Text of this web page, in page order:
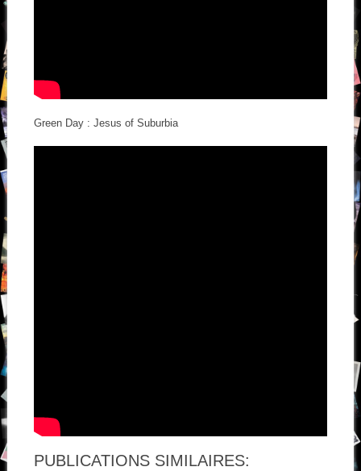
Green Day : Jesus of Suburbia
PUBLICATIONS SIMILAIRES: